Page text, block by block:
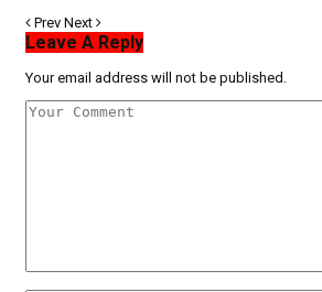
Prev Next
Leave A Reply
Your email address will not be published.